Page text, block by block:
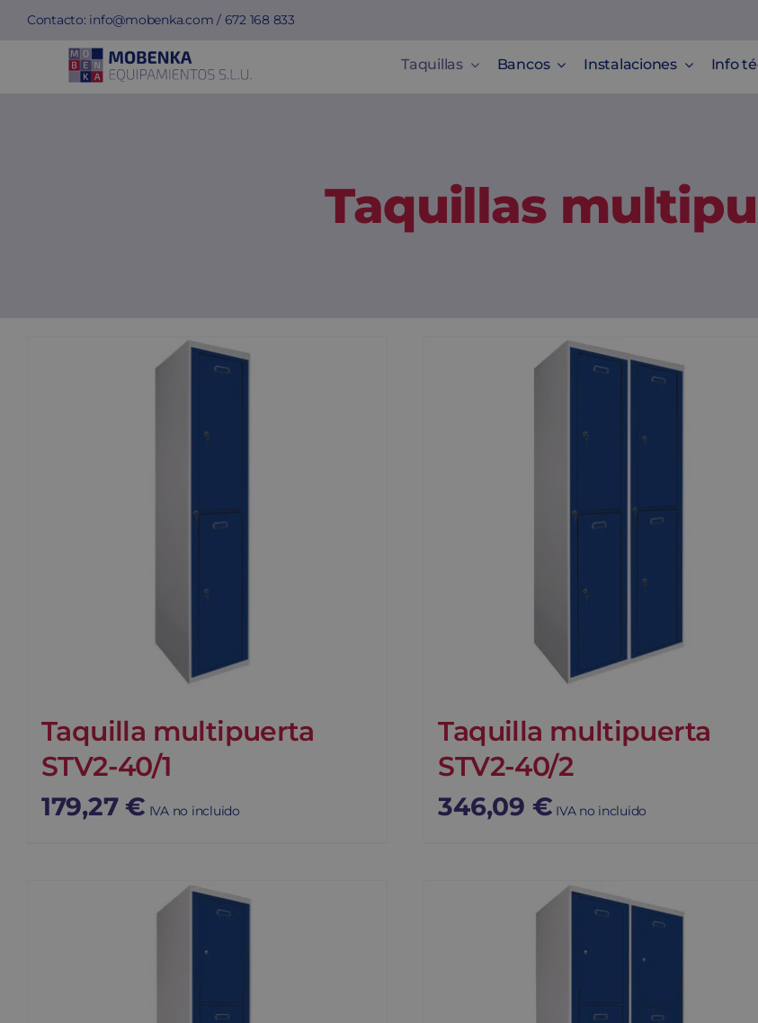
Saltar
contenido
Contacto: info@mobenka.com / 672 168 833
Taquillas Bancos Instalaciones Info
Taquillas
Taquilla multipuerta
STV2-40/1
179,27 € IVA no incluido
Taquilla multipuerta
STV2-40/2
346,09 € IVA no incluido